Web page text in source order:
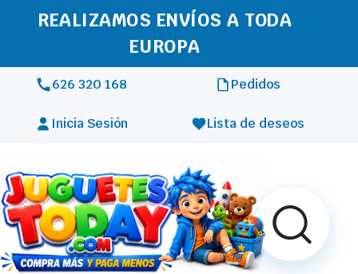
REALIZAMOS ENVÍOS A TODA
EUROPA
626 320 168 Pedidos
Inicia Sesión Lista de deseos